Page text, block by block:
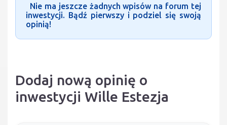
Nie ma jeszcze żadnych wpisów na forum tej
inwestycji. Bądź pierwszy i podziel się swoją
opinią!
Dodaj nową opinię o
inwestycji Wille Estezja